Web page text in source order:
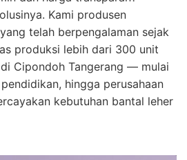
Kami produsen
telah berpengalaman sejak
produksi lebih dari 300 unit
Cipondoh Tangerang — mulai
hingga perusahaan
kebutuhan bantal leher